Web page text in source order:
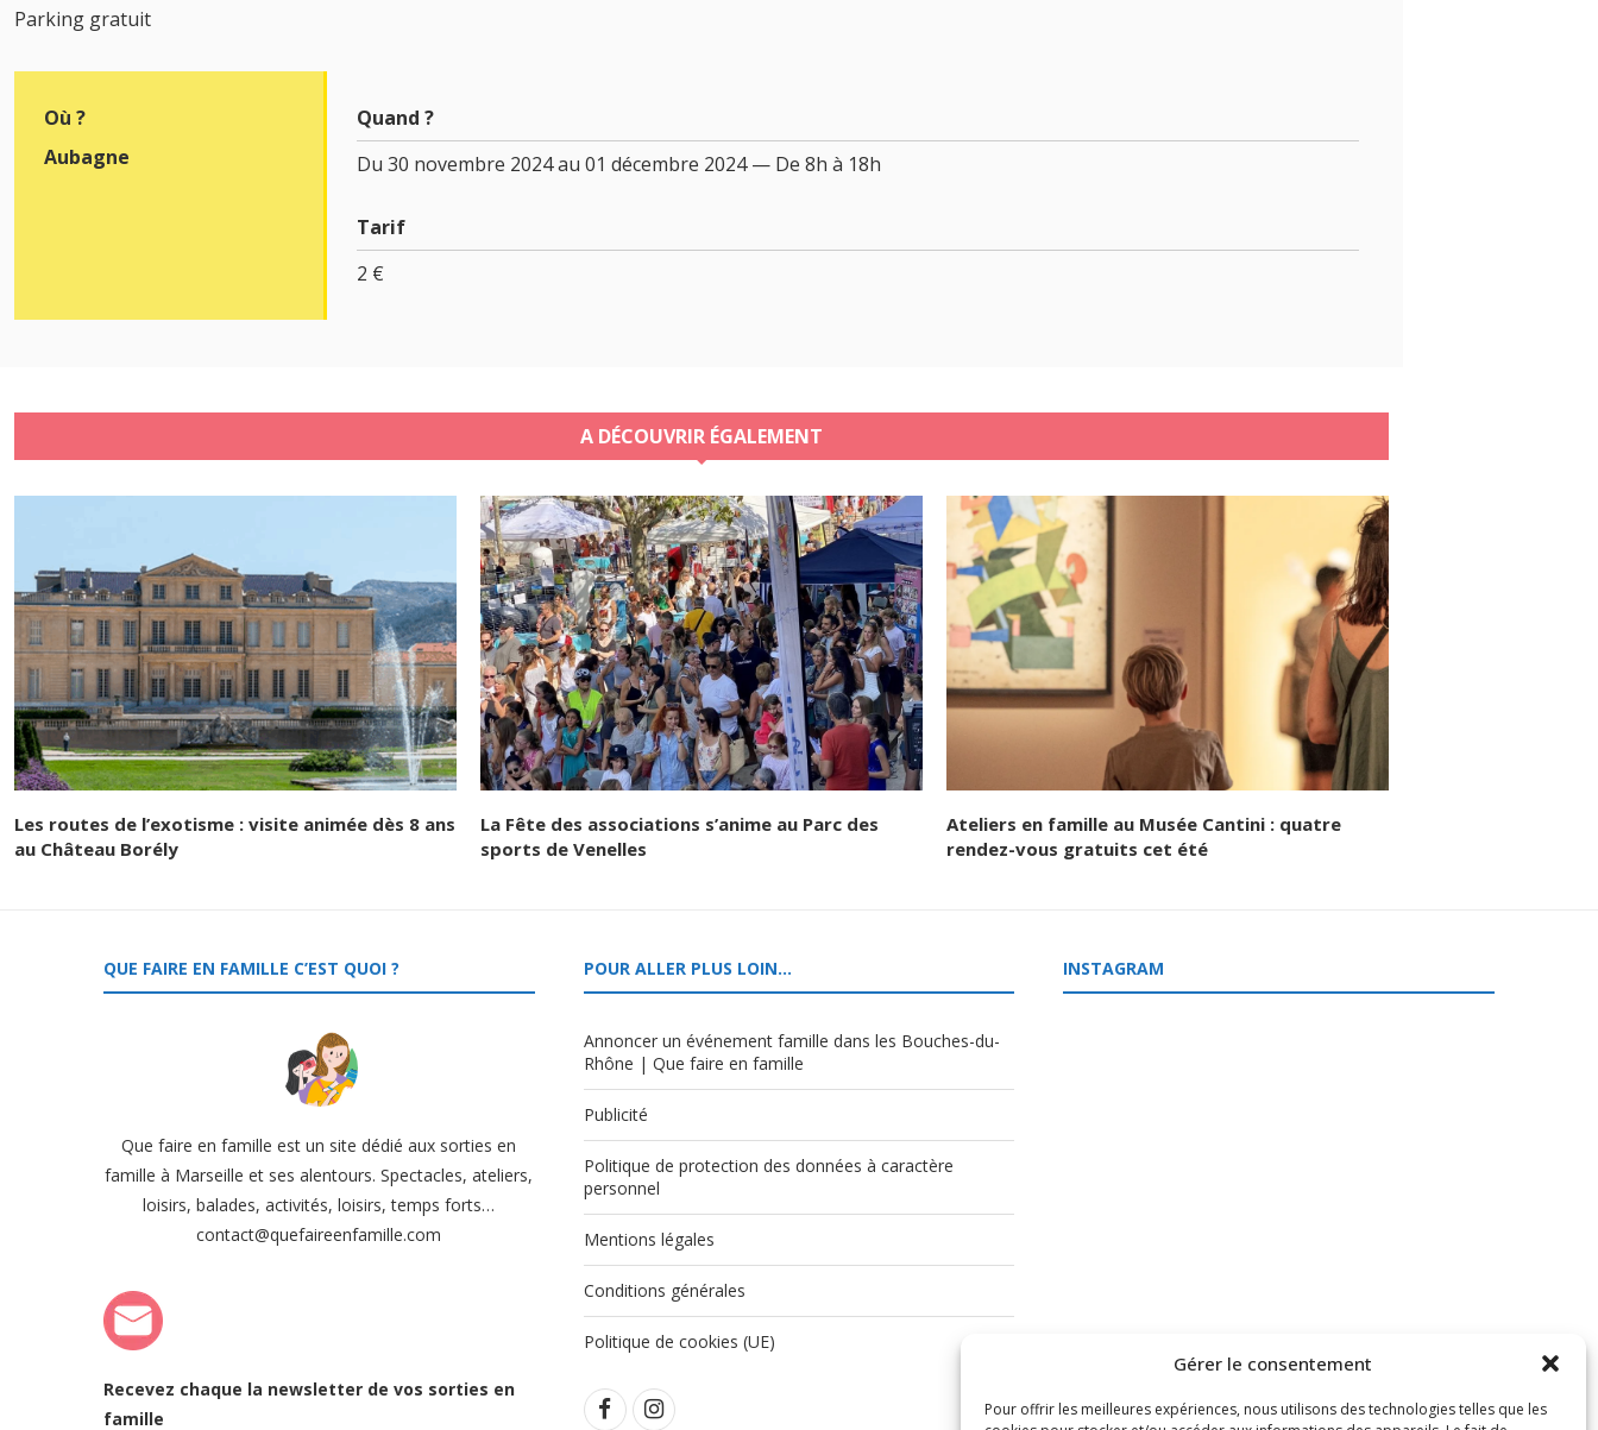
Gérer le consentement
Pour offrir les meilleures expériences, nous utilisons des technologies telles que les
Parking gratuit
Où ?
Aubagne
Quand ?
Du 30 novembre 2024 au 01 décembre 2024 — De 8h à 18h
Tarif
2 €
A DÉCOUVRIR ÉGALEMENT
Les routes de l’exotisme : visite animée dès 8 ans
au Château Borély
La Fête des associations s’anime au Parc des
sports de Venelles
Ateliers en famille au Musée Cantini : quatre
rendez-vous gratuits cet été
QUE FAIRE EN FAMILLE C’EST QUOI ?
Que faire en famille est un site dédié aux sorties en
famille à Marseille et ses alentours. Spectacles, ateliers,
loisirs, balades, activités, loisirs, temps forts…
contact@quefaireenfamille.com
Recevez chaque la newsletter de vos sorties en
famille
POUR ALLER PLUS LOIN…
Annoncer un événement famille dans les Bouches-du-
Rhône | Que faire en famille
Publicité
Politique de protection des données à caractère
personnel
Mentions légales
Conditions générales
Politique de cookies (UE)
INSTAGRAM